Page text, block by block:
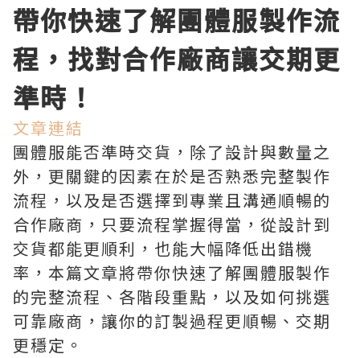
帶你快速了解團體服製作流
程，找對合作廠商讓交期更
準時！
文章連結
團體服能否準時交貨，除了設計與數量之
外，更關鍵的因素在於是否熟悉完整製作
流程，以及是否選擇到專業且溝通順暢的
合作廠商，只要流程掌握得當，從設計到
交貨都能更順利，也能大幅降低出錯機
率，本篇文章將帶你快速了解團體服製作
的完整流程、各階段重點，以及如何挑選
可靠廠商，讓你的訂製過程更順暢、交期
更穩定。